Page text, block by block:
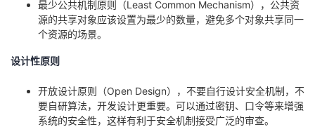
最少公共机制原则（Least Common Mechanism），公共资
源的共享对象应该设置为最少的数量，避免多个对象共享同一
个资源的场景。
设计性原则
开放设计原则（Open Design），不要自行设计安全机制，不
要自研算法，开发设计更重要。可以通过密钥、口令等来增强
系统的安全性，这样有利于安全机制接受广泛的审查。